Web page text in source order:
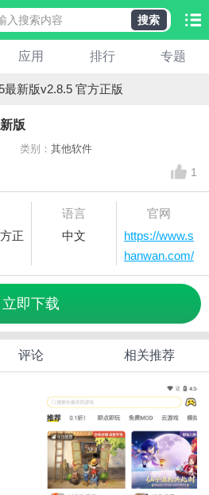
搜索
应用 排行 专题
最新版v2.8.5 官方正版
版
类别： 其他软件
1
正
语言
中文
官网
https://www.s
hanwan.com/
立即下载
评论 相关推荐